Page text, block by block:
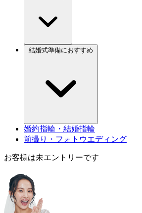
婚約指輪・結婚指輪
前撮り・フォトウエディング
お客様は未エントリーです